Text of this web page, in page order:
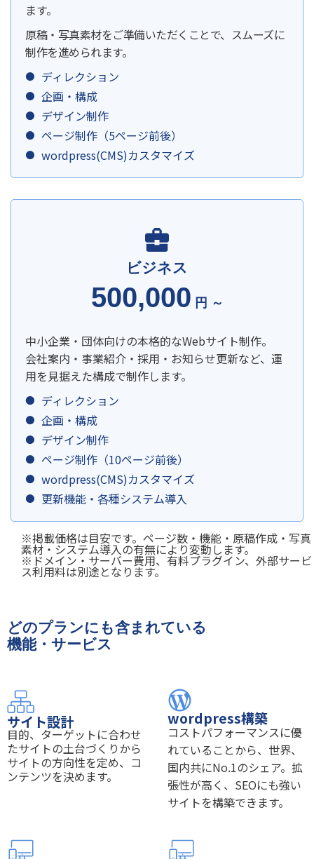
ます。
原稿・写真素材をご準備いただくことで、スムーズに
制作を進められます。
ディレクション
企画・構成
デザイン制作
ページ制作（5ページ前後）
wordpress(CMS)カスタマイズ
ビジネス
500,000 円 ～
中小企業・団体向けの本格的なWebサイト制作。
会社案内・事業紹介・採用・お知らせ更新など、運
用を見据えた構成で制作します。
ディレクション
企画・構成
デザイン制作
ページ制作（10ページ前後）
wordpress(CMS)カスタマイズ
更新機能・各種システム導入
※掲載価格は目安です。ページ数・機能・原稿作成・写真
素材・システム導入の有無により変動します。
※ドメイン・サーバー費用、有料プラグイン、外部サービ
ス利用料は別途となります。
どのプランにも含まれている
機能・サービス
サイト設計
目的、ターゲットに合わせ
たサイトの土台づくりから
サイトの方向性を定め、コ
ンテンツを決めます。
wordpress構築
コストパフォーマンスに優
れていることから、世界、
国内共にNo.1のシェア。拡
張性が高く、SEOにも強い
サイトを構築できます。